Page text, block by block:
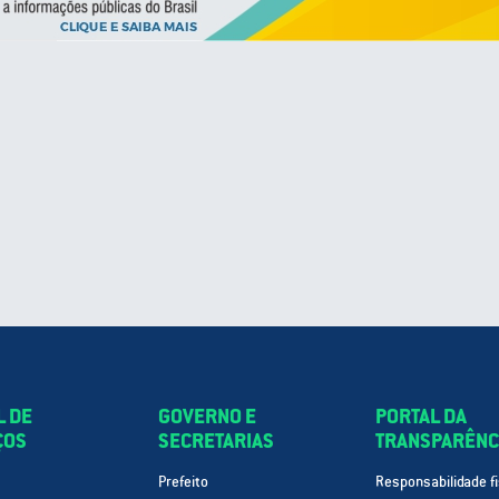
DE
GOVERNO E
SECRETARIAS
Prefeito
PORTAL DA
Responsabilidade